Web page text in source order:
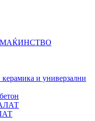
керамика и универзални